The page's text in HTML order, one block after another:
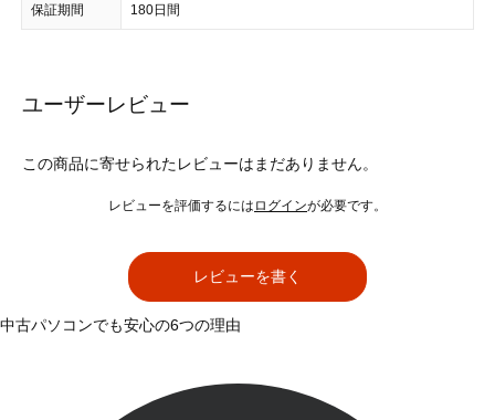
保証期間 180日間
ユーザーレビュー
この商品に寄せられたレビューはまだありません。
レビューを評価するには ログインが必要です。
レビューを書く
中古パソコンでも安心の6つの理由